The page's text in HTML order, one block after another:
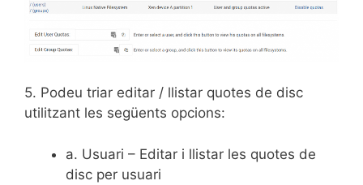
5. Podeu triar editar / llistar quotes de disc
utilitzant les següents opcions:
a. Usuari – Editar i llistar les quotes de
disc per usuari